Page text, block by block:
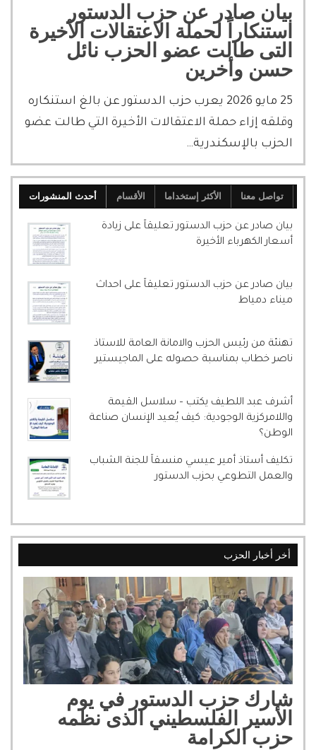
بيان صادر عن حزب الدستور
استنكاراً لحملة الاعتقالات الأخيرة
التى طالت عضو الحزب نائل
حسن وأخرين
25 مايو 2026 يعرب حزب الدستور عن بالغ استنكاره
وقلقه إزاء حملة الاعتقالات الأخيرة التي طالت عضو
الحزب بالإسكندرية…
أحدث المنشورات الأقسام الأكثر إستخداما تواصل معنا
بيان صادر عن حزب الدستور تعليقاً على زيادة
أسعار الكهرباء الأخيرة
بيان صادر عن حزب الدستور تعليقاً على احداث
ميناء دمياط
تهنئة من رئيس الحزب والامانة العامة للاستاذ
ناصر خطاب بمناسبة حصوله على الماجيستير
أشرف عبد اللطيف يكتب – سلاسل القيمة
واللامركزية الوجودية: كيف يُعيد الإنسان صناعة
الوطن؟
تكليف أستاذ أمير عيسي منسقاً للجنة الشباب
والعمل التطوعي بحزب الدستور
أخر أخبار الحزب
شارك حزب الدستور في يوم
الأسير الفلسطيني الذى نظمه
حزب الكرامة